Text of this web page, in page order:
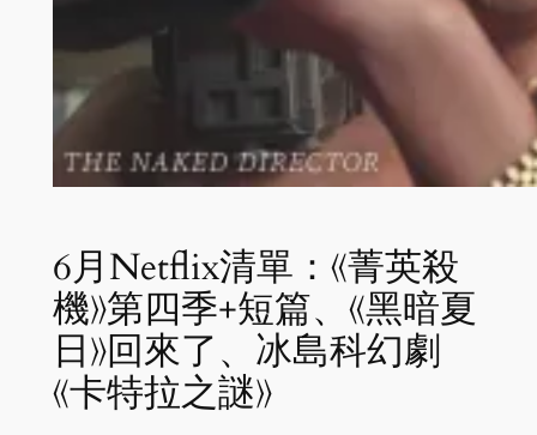
6月Netflix清單：《菁英殺
機》第四季+短篇、《黑暗夏
日》回來了、冰島科幻劇
《卡特拉之謎》